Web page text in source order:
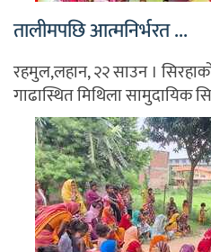
तालीमपछि आत्मनिर्भरत ...
रहमुल,लहान, २२ साउन ।
गाढास्थित मिथिला सामुदायिक